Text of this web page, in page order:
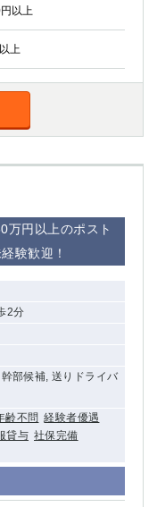
以上
上
万円以上のポスト
験歓迎！
2分
部候補, 送りドライバ
齢不問 経験者優遇
貸与 社保完備